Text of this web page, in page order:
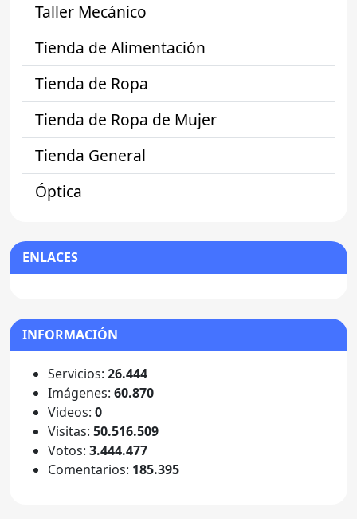
Taller Mecánico
Tienda de Alimentación
Tienda de Ropa
Tienda de Ropa de Mujer
Tienda General
Óptica
ENLACES
INFORMACIÓN
Servicios: 26.444
Imágenes: 60.870
Videos: 0
Visitas: 50.516.509
Votos: 3.444.477
Comentarios: 185.395